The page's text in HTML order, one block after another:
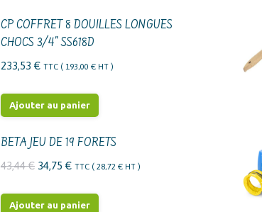
CP COFFRET 8 DOUILLES LONGUES
CHOCS 3/4" SS618D
233,53 € TTC ( 193,00 € HT )
Ajouter au panier
BETA JEU DE 19 FORETS
43,44€ Le
initial
34,75 €Le
actuel
TTC ( 28,72 € HT )
Ajouter au panier